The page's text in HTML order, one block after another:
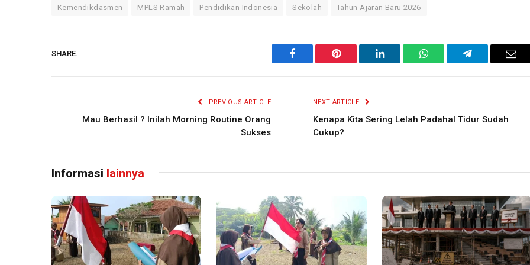
Kemendikdasmen MPLS Ramah Pendidikan Indonesia Sekolah Tahun Ajaran Baru 2026
SHARE.
Facebook Pinterest LinkedIn WhatsAppTelegram
PREVIOUS ARTICLE
Mau Berhasil ? Inilah Morning Routine Orang
Sukses
NEXT ARTICLE
Kenapa Kita Sering Lelah Padahal Tidur Sudah
Cukup?
Informasi lainnya